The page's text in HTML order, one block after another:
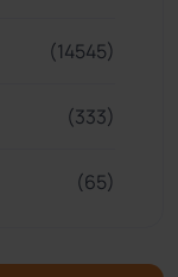
(14545)
(333)
(65)